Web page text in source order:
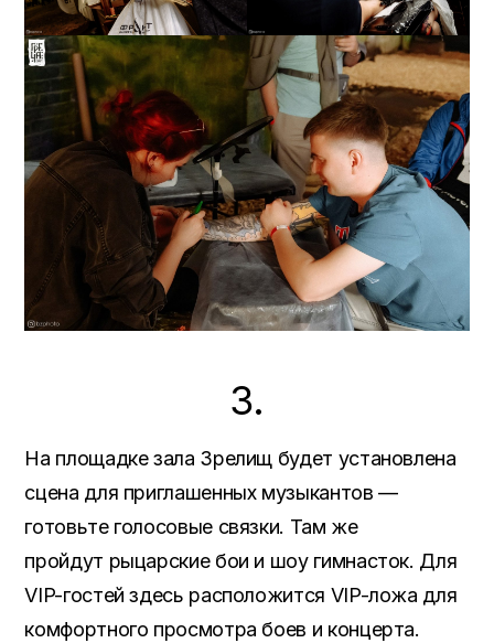
3.
На площадке зала Зрелищ будет установлена
сцена для приглашенных музыкантов —
готовьте голосовые связки. Там же
пройдут рыцарские бои и шоу гимнасток. Для
VIP-гостей здесь расположится VIP-ложа для
комфортного просмотра боев и концерта.